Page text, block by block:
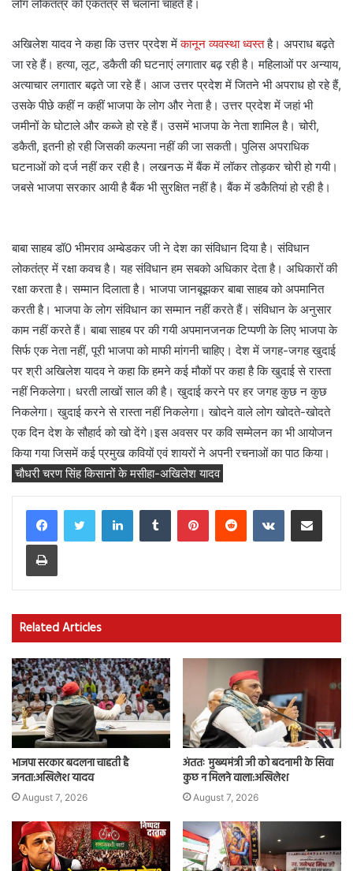
लोग लोकतंत्र को एकतंत्र से चलाना चाहते हैं।
अखिलेश यादव ने कहा कि उत्तर प्रदेश मेंकानून व्यवस्था ध्वस्तहै। अपराध बढ़ते
जा रहे हैं। हत्या, लूट, डकैती की घटनाएं लगातार बढ़ रही है। महिलाओं पर अन्याय,
अत्याचार लगातार बढ़ते जा रहे हैं। आज उत्तर प्रदेश में जितने भी अपराध हो रहे हैं,
उसके पीछे कहीं न कहीं भाजपा के लोग और नेता है। उत्तर प्रदेश में जहां भी
जमीनों के घोटाले और कब्जे हो रहे हैं। उसमें भाजपा के नेता शामिल है। चोरी,
डकैती, इतनी हो रही जिसकी कल्पना नहीं की जा सकती। पुलिस अपराधिक
घटनाओं को दर्ज नहीं कर रही है। लखनऊ में बैंक में लॉकर तोड़कर चोरी हो गयी।
जबसे भाजपा सरकार आयी है बैंक भी सुरक्षित नहीं है। बैंक में डकैतियां हो रही है।
बाबा साहब डॉ0 भीमराव अम्बेडकर जी ने देश का संविधान दिया है। संविधान
लोकतंत्र में रक्षा कवच है। यह संविधान हम सबको अधिकार देता है। अधिकारों की
रक्षा करता है। सम्मान दिलाता है। भाजपा जानबूझकर बाबा साहब को अपमानित
करती है। भाजपा के लोग संविधान का सम्मान नहीं करते हैं। संविधान के अनुसार
काम नहीं करते हैं। बाबा साहब पर की गयी अपमानजनक टिप्पणी के लिए भाजपा के
सिर्फ एक नेता नहीं, पूरी भाजपा को माफी मांगनी चाहिए। देश में जगह-जगह खुदाई
पर श्री अखिलेश यादव ने कहा कि हमने कई मौकों पर कहा है कि खुदाई से रास्ता
नहीं निकलेगा। धरती लाखों साल की है। खुदाई करने पर हर जगह कुछ न कुछ
निकलेगा। खुदाई करने से रास्ता नहीं निकलेगा। खोदने वाले लोग खोदते-खोदते
एक दिन देश के सौहार्द को खो देंगे।इस अवसर पर कवि सम्मेलन का भी आयोजन
किया गया जिसमें कई प्रमुख कवियों एवं शायरों ने अपनी रचनाओं का पाठ किया।
चौधरी चरण सिंह किसानों के मसीहा-अखिलेश यादव
LinkedInTumblr PinterestReddit VKontakteShare via Email
Print
Related Articles
भाजपा सरकार बदलना चाहती है
जनता:अखिलेश यादव
August 7, 2026
अंततः मुख्यमंत्री जी को बदनामी के सिवा
कुछ न मिलने वाला:अखिलेश
August 7, 2026